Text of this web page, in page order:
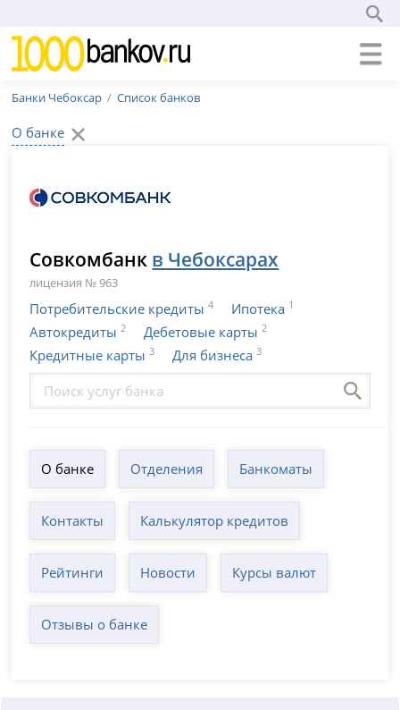
Банки Чебоксар Список банков
О банке
Совкомбанк в Чебоксарах
лицензия № 963
Потребительские кредиты 4 Ипотека 1
Автокредиты 2 Дебетовые карты 2
Кредитные карты 3 Для бизнеса 3
О банке Отделения Банкоматы
Контакты Калькулятор кредитов
Рейтинги Новости Курсы валют
Отзывы о банке